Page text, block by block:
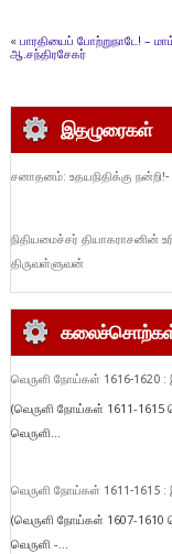
« பாரதியைப் போற்றுநாடே! –
ஆ.சந்திரசேகர்
இதழுரைகள்
சனாதனம்: உதயநிதிக்கு
நிதியமைச்சர் தியாகராசனின்
திருவள்ளுவன்
வெருளி நோய்கள் 1616-1620
(வெருளி நோய்கள் 1611-1615
வெருளி...
வெருளி நோய்கள் 1611-1615
(வெருளி நோய்கள் 1607-1610
வெருளி -...